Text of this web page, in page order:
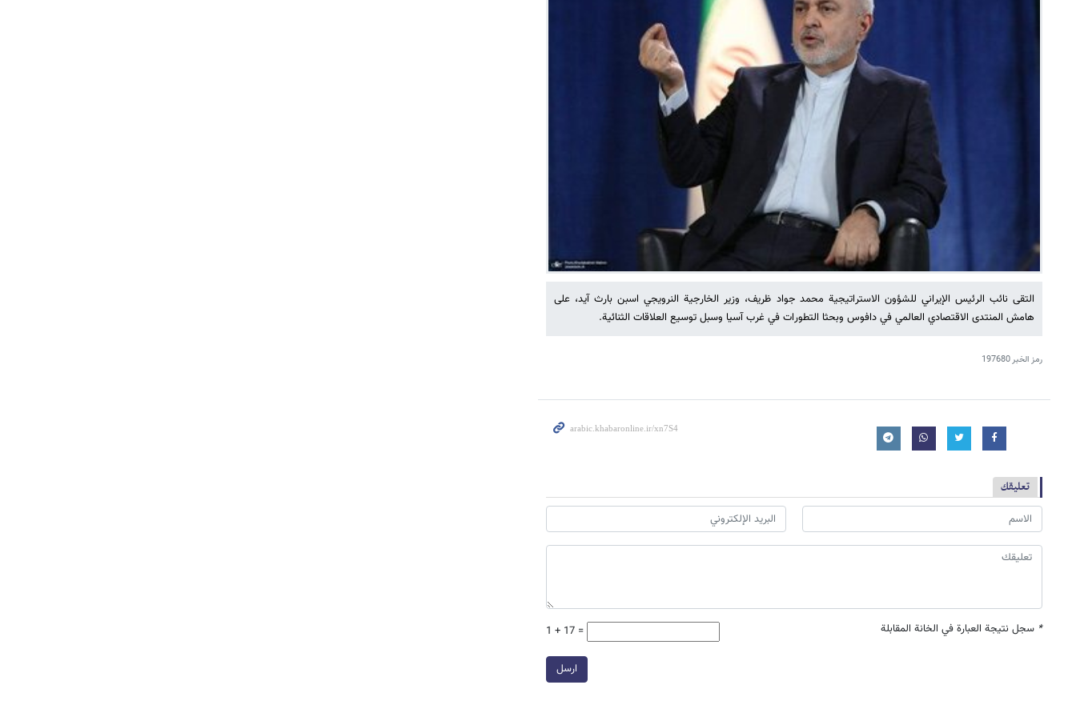
التقى نائب الرئيس الإيراني للشؤون الاستراتيجية محمد جواد ظريف، وزير الخارجية النرويجي اسبن بارث آيد، على
هامش المنتدى الاقتصادي العالمي في دافوس وبحثا التطورات في غرب آسيا وسبل توسيع العلاقات الثنائية.
رمز الخبر197680
تعليقك
* سجل نتيجة العبارة في الخانة المقابلة 1 + 17 =
ارسل